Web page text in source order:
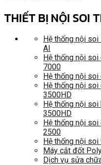
THIẾT BỊ NỘI SOI
Hệ thống nội
AI
Hệ thống nội
7000
Hệ thống nội
Hệ thống nội
3500HD
Hệ thống nội soi
3500HD
Hệ thống nội
2500
Hệ thống nội
Máy cắt đốt
Dịch vụ sửa